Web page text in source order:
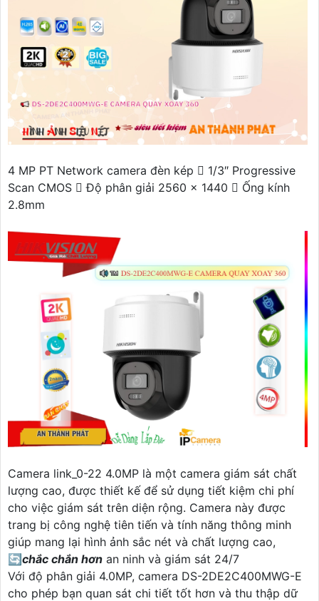
4 MP PT Network camera đèn kép  1/3″ Progressive
Scan CMOS  Độ phân giải 2560 × 1440  Ống kính
2.8mm
Camera link_0-22 4.0MP là một camera giám sát chất
lượng cao, được thiết kế để sử dụng tiết kiệm chi phí
cho việc giám sát trên diện rộng. Camera này được
trang bị công nghệ tiên tiến và tính năng thông minh
giúp mang lại hình ảnh sắc nét và chất lượng cao,
🔄chắc chắn hơn an ninh và giám sát 24/7
Với độ phân giải 4.0MP, camera DS-2DE2C400MWG-E
cho phép bạn quan sát chi tiết tốt hơn và thu thập dữ